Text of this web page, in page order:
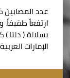
عدد
ارتفعاً
الإمارات